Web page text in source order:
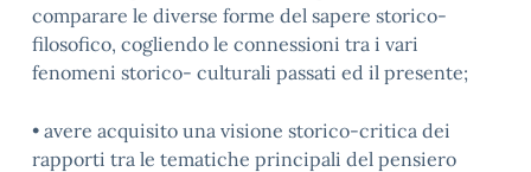
comparare le diverse forme del sapere storico-
filosofico, cogliendo le connessioni tra i vari
fenomeni storico- culturali passati ed il presente;
• avere acquisito una visione storico-critica dei
rapporti tra le tematiche principali del pensiero